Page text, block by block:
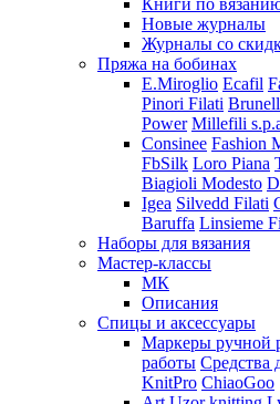
Книги по
Новые журналы
Журналы со
Пряжа на бобинах
E.Miroglio Ecafil
Pinori Filati
Power Millefili
Consinee Fashion
FbSilk Loro Piana
Biagioli Modesto
Igea Silvedd Filati
Baruffa Linsieme
Наборы для вязания
Мастер-классы
МК
Описания
Спицы и аксессуары
Маркеры ручной
работы Средства
KnitPro ChiaoGoo